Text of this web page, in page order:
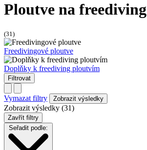
Ploutve na freediving
(31)
Freedivingové ploutve
Doplňky k freediving ploutvím
Filtrovat
Vymazat filtry
Zobrazit výsledky (31)
Zavřít filtry
Seřadit podle: